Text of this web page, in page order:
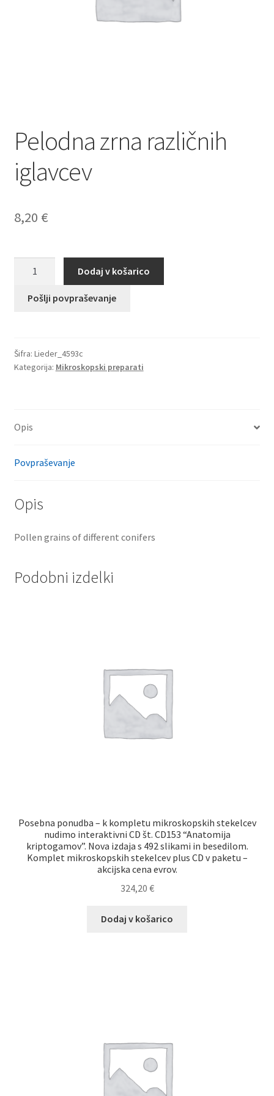
Pelodna zrna različnih
iglavcev
8,20 €
različnih
Dodaj v košarico
Pošlji povpraševanje
Šifra: Lieder_4593c
Kategorija: Mikroskopski preparati
Opis
Povpraševanje
Opis
Pollen grains of different conifers
Podobni izdelki
Posebna ponudba – k kompletu mikroskopskih stekelcev
nudimo interaktivni CD št. CD153 “Anatomija
kriptogamov”. Nova izdaja s 492 slikami in besedilom.
Komplet mikroskopskih stekelcev plus CD v paketu –
akcijska cena evrov.
324,20 €
Dodaj v košarico